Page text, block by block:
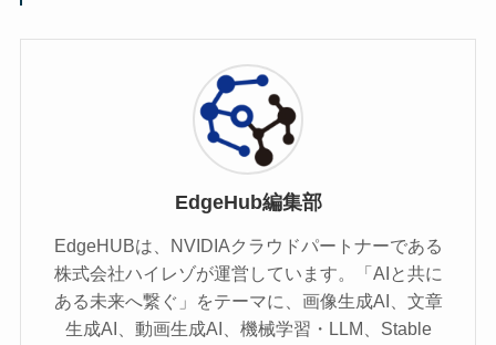
EdgeHub編集部
EdgeHUBは、NVIDIAクラウドパートナーである
株式会社ハイレゾが運営しています。「AIと共に
ある未来へ繋ぐ」をテーマに、画像生成AI、文章
生成AI、動画生成AI、機械学習・LLM、Stable